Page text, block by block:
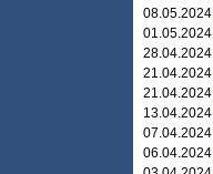
08.05.2024
01.05.2024
28.04.2024
21.04.2024
21.04.2024
13.04.2024
07.04.2024
06.04.2024